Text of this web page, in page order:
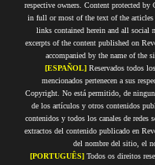
respective owners. Content protected
in full or most of the text of the
links contained herein and all social
excerpts of the content published on
accompanied by the name of the
[ESPAÑOL]Reservados todos
mencionados pertenecen a sus
Copyright. No está permitido, de
de los artículos y otros contenidos
contenidos y todos los canales de redes
extractos del contenido publicado en
del nombre del sitio, el
[PORTUGUÊS] Todos os direitos